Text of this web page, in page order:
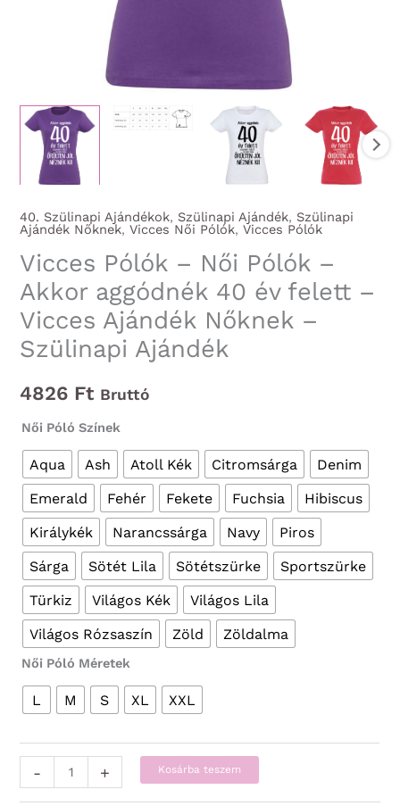
40. Szülinapi Ajándékok, Szülinapi Ajándék, Szülinapi
Ajándék Nőknek,Vicces Női Pólók,Vicces Pólók
Vicces Pólók – Női Pólók –
Akkor aggódnék 40 év felett –
Vicces Ajándék Nőknek –
Szülinapi Ajándék
4826 Ft Bruttó
Női Póló Színek
Aqua Ash Atoll Kék Citromsárga
Denim
Emerald
Fehér Fekete Fuchsia
Hibiscus
Királykék
Narancssárga Navy
Piros
Sárga
Sötét Lila Sötétszürke
Sportszürke
Türkiz
Világos Kék
Világos Lila
Világos Rózsaszín
Zöld Zöldalma
Női Póló Méretek
L M S XL XXL
-
Pólók
+ Kosárba teszem